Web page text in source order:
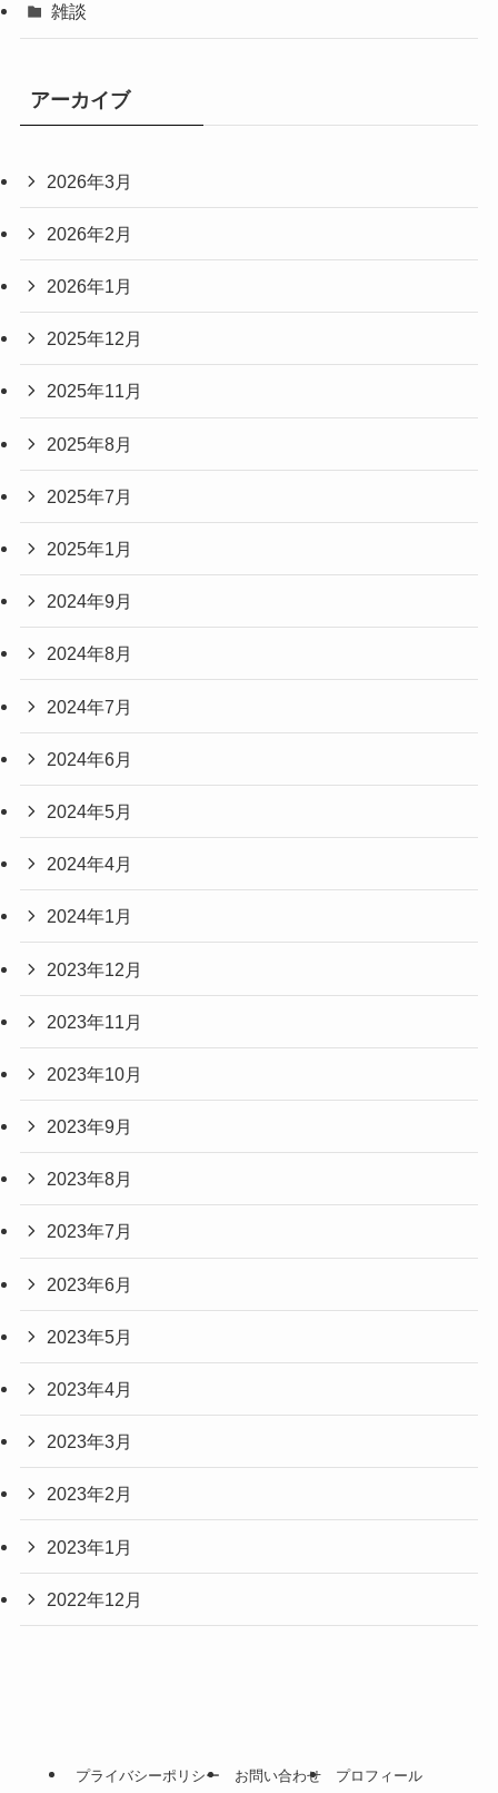
雑談
アーカイブ
2026年3月
2026年2月
2026年1月
2025年12月
2025年11月
2025年8月
2025年7月
2025年1月
2024年9月
2024年8月
2024年7月
2024年6月
2024年5月
2024年4月
2024年1月
2023年12月
2023年11月
2023年10月
2023年9月
2023年8月
2023年7月
2023年6月
2023年5月
2023年4月
2023年3月
2023年2月
2023年1月
2022年12月
プライバシーポリシー お問い合わせ プロフィール